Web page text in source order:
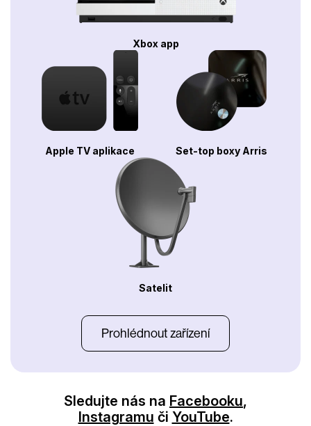
Xbox app
Apple TV aplikace Set-top boxy Arris
Satelit
Prohlédnout zařízení
Sledujte nás na Facebooku,
Instagramu či YouTube.